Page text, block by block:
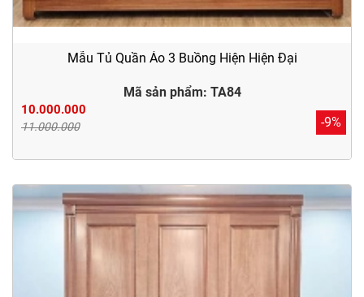
Mẫu Tủ Quần Áo 3 Buồng Hiện Hiện Đại
Mã sản phẩm: TA84
10.000.000
11.000.000 -9%